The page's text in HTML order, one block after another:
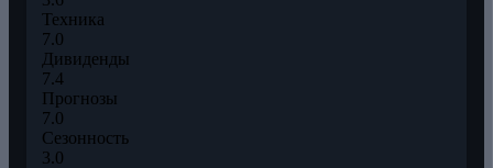
Техника
7.0
Дивиденды
7.4
Прогнозы
7.0
Сезонность
3.0